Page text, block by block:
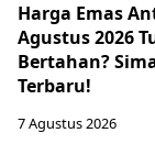
Harga Emas
Agustus 2026
Bertahan?
Terbaru!
7 Agustus 2026